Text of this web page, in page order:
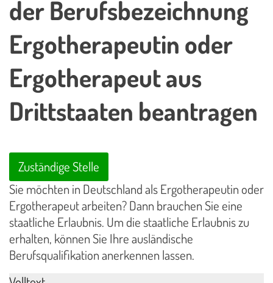
der Berufsbezeichnung
Ergotherapeutin oder
Ergotherapeut aus
Drittstaaten beantragen
Zuständige Stelle
Sie möchten in Deutschland als Ergotherapeutin oder
Ergotherapeut arbeiten? Dann brauchen Sie eine
staatliche Erlaubnis. Um die staatliche Erlaubnis zu
erhalten, können Sie Ihre ausländische
Berufsqualifikation anerkennen lassen.